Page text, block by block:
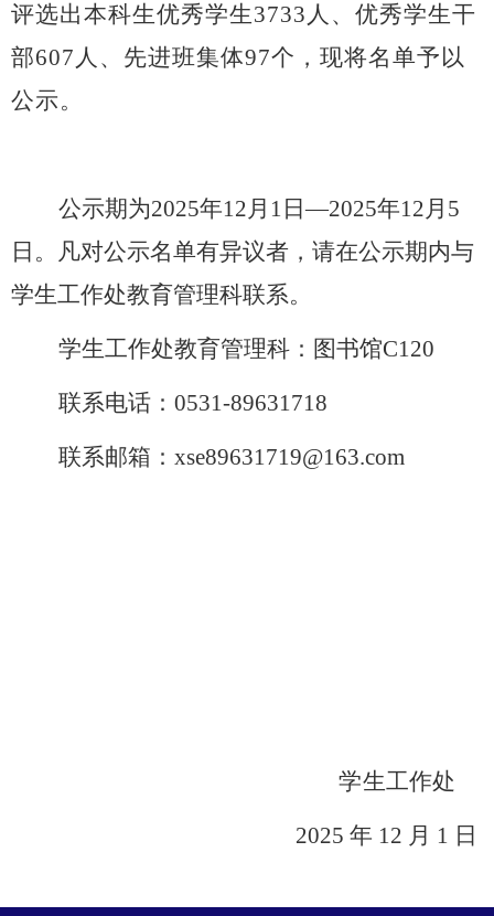
评选出本科生优秀学生3733人、优秀学生干
部607人、先进班集体97个 ，现将名单予以
公示。
公示期为2025年12月 1 日—2025年12月 5
日。凡对公示名单有异议者，请在公示期内与
学生工作处教育管理科联系。
学生工作处教育管理科： 图书馆C120
联系电话： 0531-89631718
联系邮箱 ： xse89631719@163.com
学生工作处
2025 年 12 月 1 日